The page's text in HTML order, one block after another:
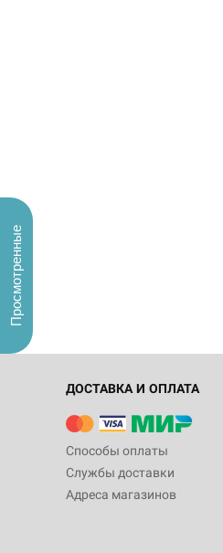
ДОСТАВКА И ОПЛАТА
Способы оплаты
Службы доставки
Адреса магазинов
Просмотренные